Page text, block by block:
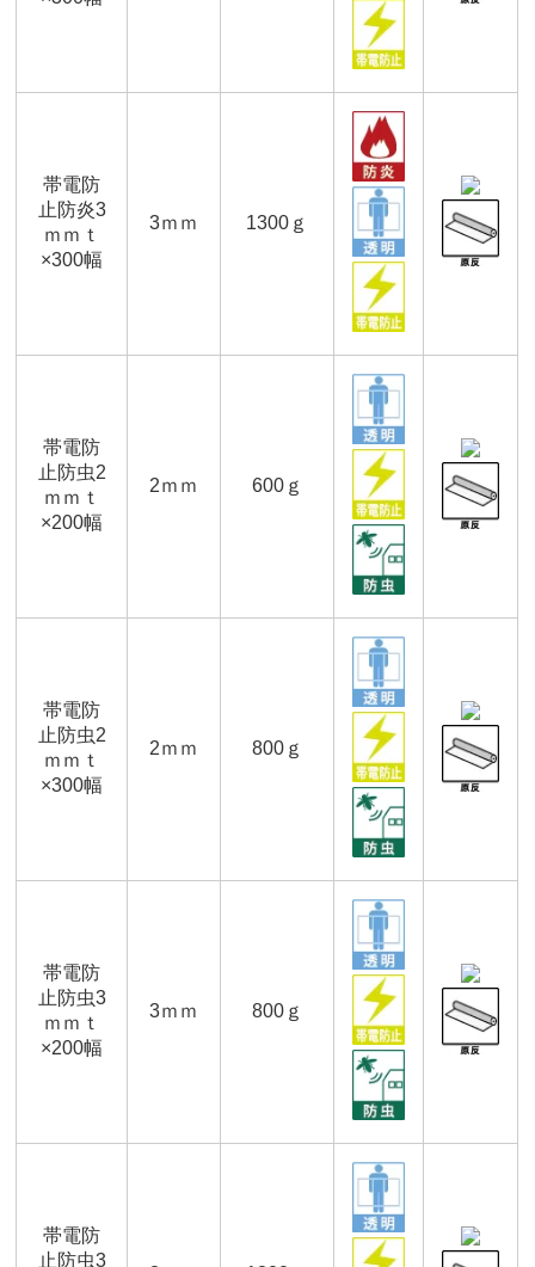
帯電防
止防炎3
ｍｍｔ
×300幅
3ｍｍ 1300ｇ
帯電防
止防虫2
ｍｍｔ
×200幅
2ｍｍ 600ｇ
帯電防
止防虫2
ｍｍｔ
×300幅
2ｍｍ 800ｇ
帯電防
止防虫3
ｍｍｔ
×200幅
3ｍｍ 800ｇ
帯電防
止防虫3